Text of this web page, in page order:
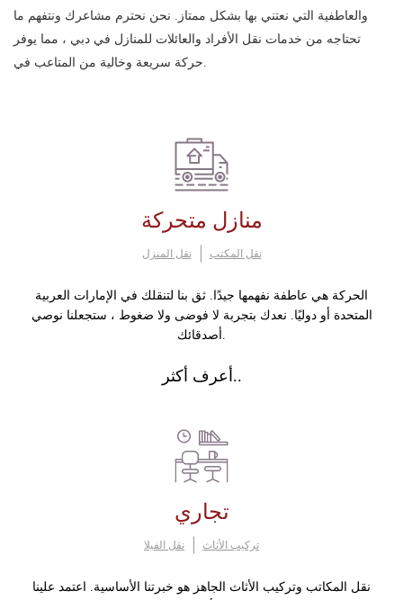
والعاطفية التي نعتني بها بشكل ممتاز. نحن نحترم مشاعرك ونتفهم ما
تحتاجه من خدمات نقل الأفراد والعائلات للمنازل في دبي ، مما يوفر
منازل متحركة
نقل المنزل نقل المكتب
الحركة هي عاطفة نفهمها جيدًا. ثق بنا لتنقلك في الإمارات العربية
المتحدة أو دوليًا. نعدك بتجربة لا فوضى ولا ضغوط ، ستجعلنا نوصي
أعرف أكثر..
تجاري
نقل الفيلا تركيب الأثاث
نقل المكاتب وتركيب الأثاث الجاهز هو خبرتنا الأساسية. اعتمد علينا